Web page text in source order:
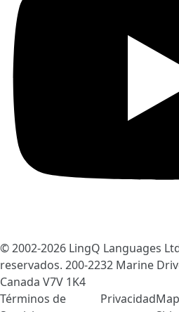
© 2002-2026 LingQ Languages
reservados. 200-2232 Marine
Canada V7V 1K4
Términos de
Privacidad